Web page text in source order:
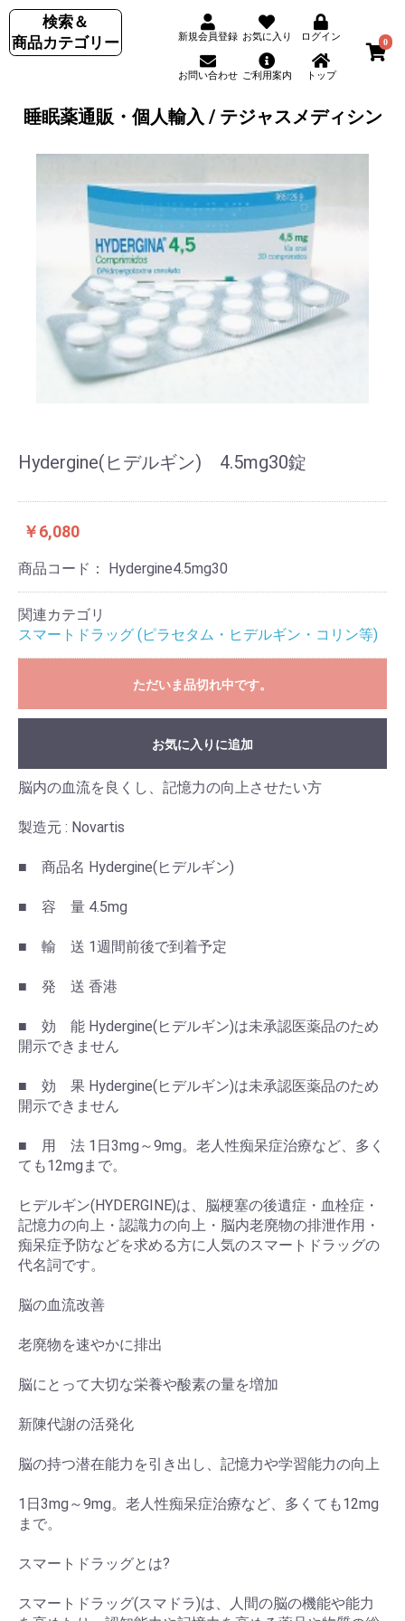
検索＆
商品カテゴリー
新規会員登録 お気に入り ログイン
お問い合わせ ご利用案内 トップ
0
睡眠薬通販・個人輸入 / テジャスメディシン
Hydergine(ヒデルギン) 4.5mg30錠
￥6,080
商品コード： Hydergine4.5mg30
関連カテゴリ
スマートドラッグ (ピラセタム・ヒデルギン・コリン等)
ただいま品切れ中です。
お気に入りに追加
脳内の血流を良くし、記憶力の向上させたい方
製造元 : Novartis
■ 商品名 Hydergine(ヒデルギン)
■ 容 量 4.5mg
■ 輸 送 1週間前後で到着予定
■ 発 送 香港
■ 効 能 Hydergine(ヒデルギン)は未承認医薬品のため
開示できません
■ 効 果 Hydergine(ヒデルギン)は未承認医薬品のため
開示できません
■ 用 法 1日3mg～9mg。老人性痴呆症治療など、多く
ても12mgまで。
ヒデルギン(HYDERGINE)は、脳梗塞の後遺症・血栓症・
記憶力の向上・認識力の向上・脳内老廃物の排泄作用・
痴呆症予防などを求める方に人気のスマートドラッグの
代名詞です。
脳の血流改善
老廃物を速やかに排出
脳にとって大切な栄養や酸素の量を増加
新陳代謝の活発化
脳の持つ潜在能力を引き出し、記憶力や学習能力の向上
1日3mg～9mg。老人性痴呆症治療など、多くても12mg
まで。
スマートドラッグとは?
スマートドラッグ(スマドラ)は、人間の脳の機能や能力